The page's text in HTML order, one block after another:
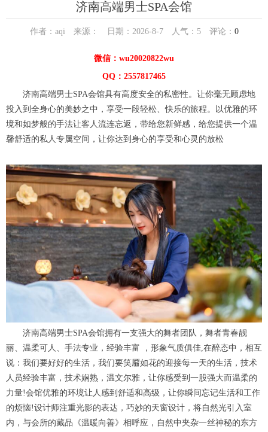
济南高端男士SPA会馆
作者：aqi 来源： 日期：2026-8-7 人气： 5评论： 0
微信：wu20020822wu
QQ：2557817465
济南高端男士SPA会馆具有高度安全的私密性。让你毫无顾虑地
投入到全身心的美妙之中，享受一段轻松、快乐的旅程。以优雅的环
境和如梦般的手法让客人流连忘返，带给您新鲜感，给您提供一个温
馨舒适的私人专属空间，让你达到身心的享受和心灵的放松
济南高端男士SPA会馆拥有一支强大的舞者团队，舞者青春靓
丽、温柔可人、手法专业，经验丰富 ，形象气质俱佳,在醉态中，相互
说：我们要好好的生活，我们要笑靥如花的迎接每一天的生活，技术
人员经验丰富，技术娴熟，温文尔雅，让你感受到一股强大而温柔的
力量!会馆优雅的环境让人感到舒适和高级，让你瞬间忘记生活和工作
的烦恼!设计师注重光影的表达，巧妙的天窗设计，将自然光引入室
内，与会所的藏品《温暖向善》相呼应，自然中夹杂一丝神秘的东方